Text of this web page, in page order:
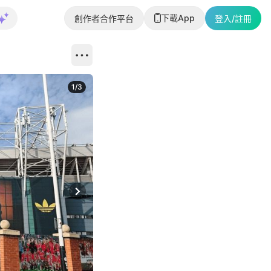
創作者合作平台 下載App 登入/註冊
Next slide
1/3